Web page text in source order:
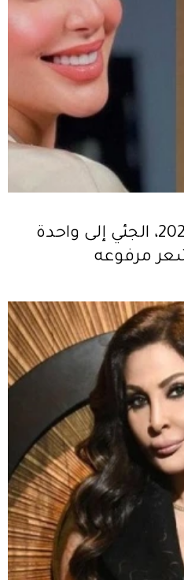
لكلّ عروس في عام 2021، الجئي إلى واحدة
مرفوعه